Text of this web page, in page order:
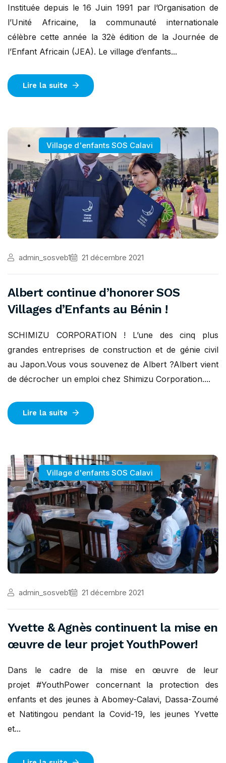
Instituée depuis le 16 Juin 1991 par l’Organisation de
l’Unité Africaine, la communauté internationale
célèbre cette année la 32è édition de la Journée de
l’Enfant Africain (JEA). Le village d’enfants...
Lire la suite
Village d'enfants SOS Calavi
admin_sosveb1 21 décembre 2021
Albert continue d’honorer SOS
Villages d’Enfants au Bénin !
SCHIMIZU CORPORATION ! L’une des cinq plus
grandes entreprises de construction et de génie civil
au Japon.Vous vous souvenez de Albert ?Albert vient
de décrocher un emploi chez Shimizu Corporation....
Lire la suite
Village d'enfants SOS Calavi
admin_sosveb1 21 décembre 2021
Yvette & Agnès continuent la mise en
œuvre de leur projet YouthPower!
Dans le cadre de la mise en œuvre de leur
projet #YouthPower concernant la protection des
enfants et des jeunes à Abomey-Calavi, Dassa-Zoumé
et Natitingou pendant la Covid-19, les jeunes Yvette
et...